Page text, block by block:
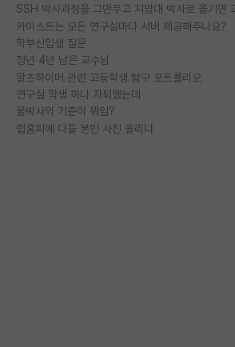
카이스트는 모든 연구실마다 서버 제공해주나요?
학부신입생 질문
정년 4년 남은 교수님
알츠하이머 관련 고등학생 탐구 포트폴리오
연구실 학생 하나 자퇴했는데
물박사의 기준이 뭐임?
랩홈피에 다들 본인 사진 올리냐